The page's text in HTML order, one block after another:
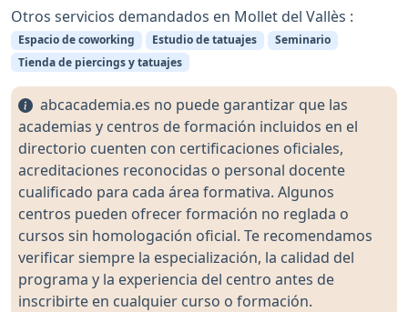
Otros servicios demandados en Mollet del Vallès :
Espacio de coworking Estudio de tatuajes
Seminario
Tienda de piercings y tatuajes
abcacademia.es no puede garantizar que las
academias y centros de formación incluidos en el
directorio cuenten con certificaciones oficiales,
acreditaciones reconocidas o personal docente
cualificado para cada área formativa. Algunos
centros pueden ofrecer formación no reglada o
cursos sin homologación oficial. Te recomendamos
verificar siempre la especialización, la calidad del
programa y la experiencia del centro antes de
inscribirte en cualquier curso o formación.